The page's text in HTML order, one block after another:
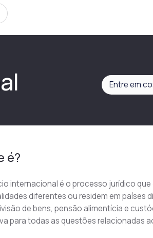
Entre em
é?
internacional é o processo jurídico
diferentes ou residem em
de bens, pensão alimentícia e
para todas as questões relacionadas